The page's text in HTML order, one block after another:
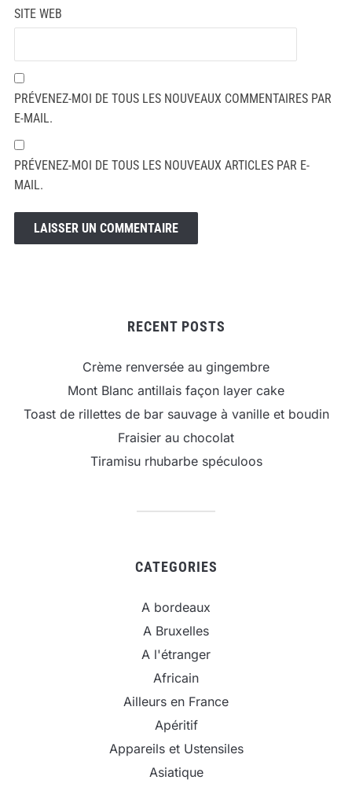
SITE WEB
PRÉVENEZ-MOI DE TOUS LES NOUVEAUX COMMENTAIRES PAR
E-MAIL.
PRÉVENEZ-MOI DE TOUS LES NOUVEAUX ARTICLES PAR E-
MAIL.
RECENT POSTS
Crème renversée au gingembre
Mont Blanc antillais façon layer cake
Toast de rillettes de bar sauvage à vanille et boudin
Fraisier au chocolat
Tiramisu rhubarbe spéculoos
CATEGORIES
A bordeaux
A Bruxelles
A l'étranger
Africain
Ailleurs en France
Apéritif
Appareils et Ustensiles
Asiatique